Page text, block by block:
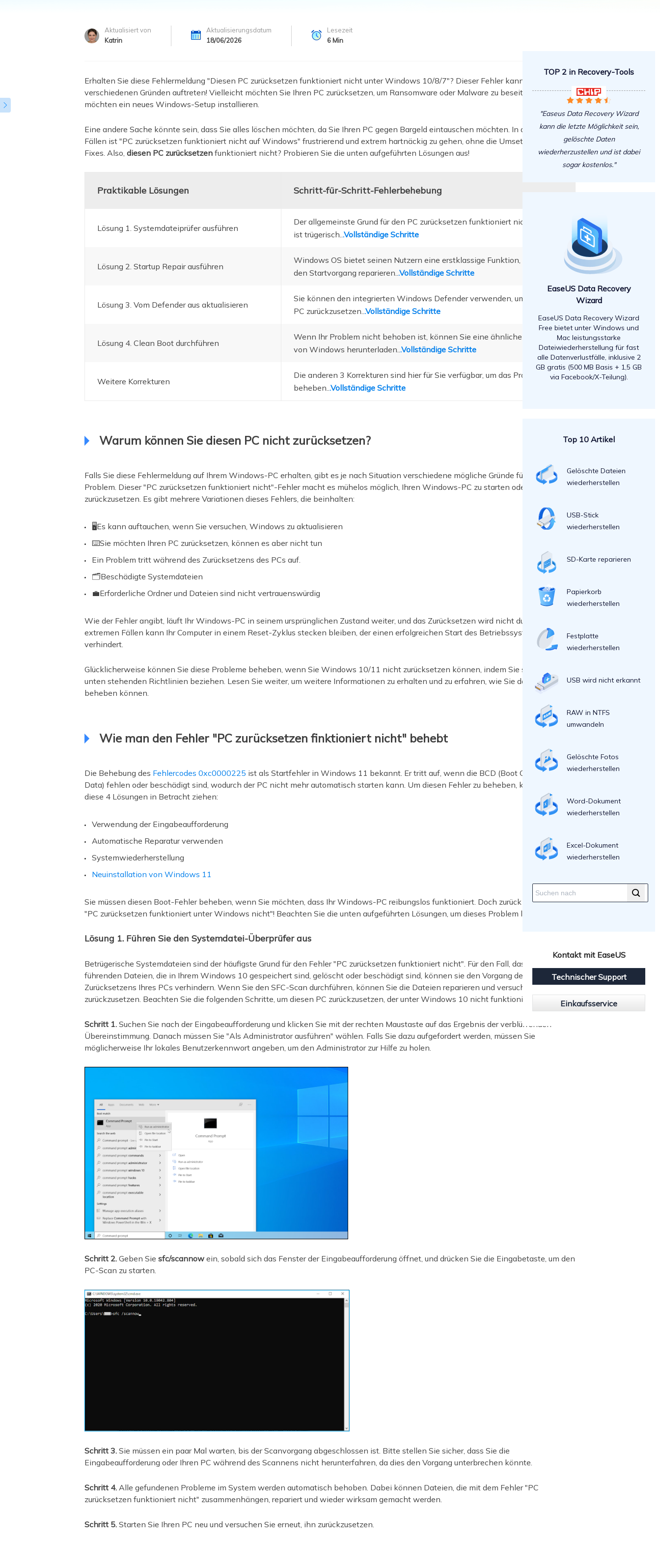
Professionelle Datenrettungsdienste
Email Recovery
MS SQL-Datenbank wiederherstellen
EaseUS Todo Backup White Label Service
Audio Tools
EaseUS VoiceWave
Stimme in Echtzeit ändern
Ringtone Editor
Klingeltöne für iPhone erstellen
Vocal Remover (Online)
Gesang kostenlos online entfernen

Aktualisiert von
Katrin
Aktualisierungsdatum
18/06/2026
Lesezeit
6 Min
Erhalten Sie diese Fehlermeldung "Diesen PC zurücksetzen funktioniert nicht unter Windows 10/8/7"? Dieser Fehler kann aus
verschiedenen Gründen auftreten! Vielleicht möchten Sie Ihren PC zurücksetzen, um Ransomware oder Malware zu beseitigen, oder Sie
möchten ein neues Windows-Setup installieren.
Eine andere Sache könnte sein, dass Sie alles löschen möchten, da Sie Ihren PC gegen Bargeld eintauschen möchten. In all diesen
Fällen ist "PC zurücksetzen funktioniert nicht auf Windows" frustrierend und extrem hartnäckig zu gehen, ohne die Umsetzung ein paar
Fixes. Also, diesen PC zurücksetzen funktioniert nicht? Probieren Sie die unten aufgeführten Lösungen aus!
Praktikable Lösungen Schritt-für-Schritt-Fehlerbehebung
Lösung 1. Systemdateiprüfer ausführen
Der allgemeinste Grund für den PC zurücksetzen funktioniert nicht-Fehler
ist trügerisch...Vollständige Schritte
Lösung 2. Startup Repair ausführen
Windows OS bietet seinen Nutzern eine erstklassige Funktion, mit der sie
den Startvorgang reparieren...Vollständige Schritte
Lösung 3. Vom Defender aus aktualisieren
Sie können den integrierten Windows Defender verwenden, um diesen
PC zurückzusetzen...Vollständige Schritte
Lösung 4. Clean Boot durchführen
Wenn Ihr Problem nicht behoben ist, können Sie eine ähnliche Version
von Windows herunterladen...Vollständige Schritte
Weitere Korrekturen
Die anderen 3 Korrekturen sind hier für Sie verfügbar, um das Problem zu
beheben...Vollständige Schritte
Warum können Sie diesen PC nicht zurücksetzen?
Falls Sie diese Fehlermeldung auf Ihrem Windows-PC erhalten, gibt es je nach Situation verschiedene mögliche Gründe für dieses
Problem. Dieser "PC zurücksetzen funktioniert nicht"-Fehler macht es mühelos möglich, Ihren Windows-PC zu starten oder
zurückzusetzen. Es gibt mehrere Variationen dieses Fehlers, die beinhalten:
🖥️Es kann auftauchen, wenn Sie versuchen, Windows zu aktualisieren
⌨️Sie möchten Ihren PC zurücksetzen, können es aber nicht tun
Ein Problem tritt während des Zurücksetzens des PCs auf.
🗂️Beschädigte Systemdateien
💼Erforderliche Ordner und Dateien sind nicht vertrauenswürdig
Wie der Fehler angibt, läuft Ihr Windows-PC in seinem ursprünglichen Zustand weiter, und das Zurücksetzen wird nicht durchgeführt. In
extremen Fällen kann Ihr Computer in einem Reset-Zyklus stecken bleiben, der einen erfolgreichen Start des Betriebssystems
verhindert.
Glücklicherweise können Sie diese Probleme beheben, wenn Sie Windows 10/11 nicht zurücksetzen können, indem Sie sich auf unsere
unten stehenden Richtlinien beziehen. Lesen Sie weiter, um weitere Informationen zu erhalten und zu erfahren, wie Sie das Problem
beheben können.
Wie man den Fehler "PC zurücksetzen finktioniert nicht" behebt
Die Behebung des Fehlercodes 0xc0000225 ist als Startfehler in Windows 11 bekannt. Er tritt auf, wenn die BCD (Boot Configuration
Data) fehlen oder beschädigt sind, wodurch der PC nicht mehr automatisch starten kann. Um diesen Fehler zu beheben, können Sie
diese 4 Lösungen in Betracht ziehen:
Verwendung der Eingabeaufforderung
Automatische Reparatur verwenden
Systemwiederherstellung
Neuinstallation von Windows 11
Sie müssen diesen Boot-Fehler beheben, wenn Sie möchten, dass Ihr Windows-PC reibungslos funktioniert. Doch zurück zu dem Fehler
"PC zurücksetzen funktioniert unter Windows nicht"! Beachten Sie die unten aufgeführten Lösungen, um dieses Problem loszuwerden:
Lösung 1. Führen Sie den Systemdatei-Überprüfer aus
Betrügerische Systemdateien sind der häufigste Grund für den Fehler "PC zurücksetzen funktioniert nicht". Für den Fall, dass die
führenden Dateien, die in Ihrem Windows 10 gespeichert sind, gelöscht oder beschädigt sind, können sie den Vorgang des
Zurücksetzens Ihres PCs verhindern. Wenn Sie den SFC-Scan durchführen, können Sie die Dateien reparieren und versuchen, sie erneut
zurückzusetzen. Beachten Sie die folgenden Schritte, um diesen PC zurückzusetzen, der unter Windows 10 nicht funktioniert.
Schritt 1. Suchen Sie nach der Eingabeaufforderung und klicken Sie mit der rechten Maustaste auf das Ergebnis der verblüffenden
Übereinstimmung. Danach müssen Sie "Als Administrator ausführen" wählen. Falls Sie dazu aufgefordert werden, müssen Sie
möglicherweise Ihr lokales Benutzerkennwort angeben, um den Administrator zur Hilfe zu holen.
Schritt 2. Geben Sie sfc/scannow ein, sobald sich das Fenster der Eingabeaufforderung öffnet, und drücken Sie die Eingabetaste, um den
PC-Scan zu starten.
Schritt 3. Sie müssen ein paar Mal warten, bis der Scanvorgang abgeschlossen ist. Bitte stellen Sie sicher, dass Sie die
Eingabeaufforderung oder Ihren PC während des Scannens nicht herunterfahren, da dies den Vorgang unterbrechen könnte.
Schritt 4. Alle gefundenen Probleme im System werden automatisch behoben. Dabei können Dateien, die mit dem Fehler "PC
zurücksetzen funktioniert nicht" zusammenhängen, repariert und wieder wirksam gemacht werden.
Schritt 5. Starten Sie Ihren PC neu und versuchen Sie erneut, ihn zurückzusetzen.
TOP 2 in Recovery-Tools

    
"Easeus Data Recovery Wizard
kann die letzte Möglichkeit sein,
gelöschte Daten
wiederherzustellen und ist dabei
sogar kostenlos."
EaseUS Data Recovery
Wizard
EaseUS Data Recovery Wizard
Free bietet unter Windows und
Mac leistungsstarke
Dateiwiederherstellung für fast
alle Datenverlustfälle, inklusive 2
GB gratis (500 MB Basis + 1,5 GB
via Facebook/X-Teilung).
Top 10 Artikel
Gelöschte Dateien
wiederherstellen
USB-Stick
wiederherstellen
SD-Karte reparieren
Papierkorb
wiederherstellen
Festplatte
wiederherstellen
USB wird nicht erkannt
RAW in NTFS
umwandeln
Gelöschte Fotos
wiederherstellen
Word-Dokument
wiederherstellen
Excel-Dokument
wiederherstellen
Kontakt mit EaseUS
Technischer Support
Einkaufsservice